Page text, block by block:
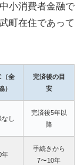
小消費者金融で
町在住であって
（全
）
完済後の目
安
なし
完済後5年以
降
年
手続きから
7〜10年